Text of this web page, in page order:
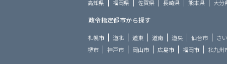
高知県
福岡県 佐賀県 長崎県 熊本県 大分
政令指定都市から探す
札幌市 道北 道東 道南 道央 仙台市 さ
堺市
神戸市 岡山市 広島市 福岡市 北九州